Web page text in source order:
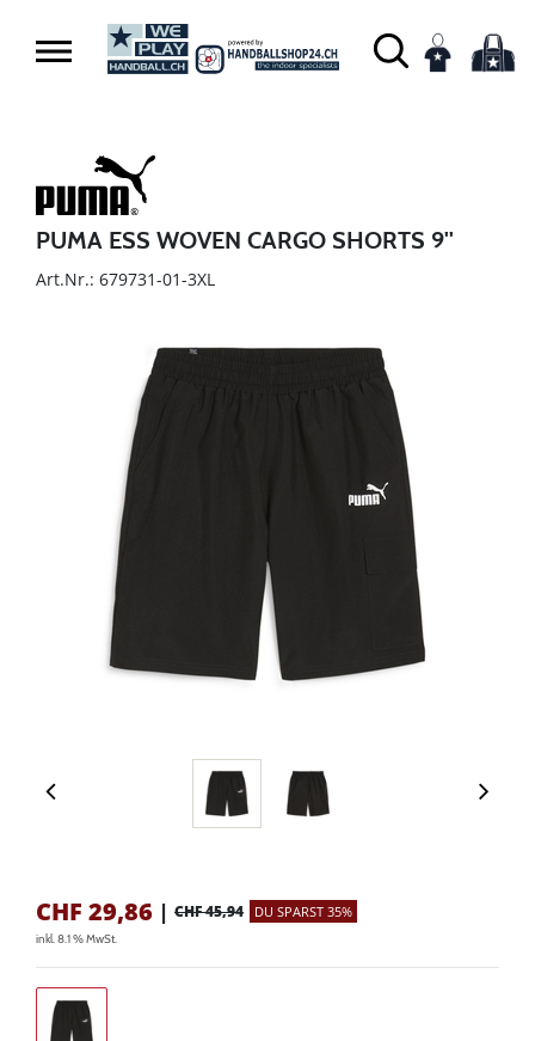
PUMA ESS WOVEN CARGO SHORTS 9''
Art.Nr.: 679731-01-3XL
CHF 29,86 | CHF 45,94 DU SPARST 35%
inkl. 8.1 % MwSt.